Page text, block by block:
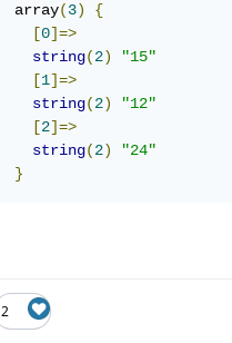
array(3)
{
[0]=>
string(2)
"15"
[1]=>
string(2)
"12"
[2]=>
string(2)
"24"
}
2